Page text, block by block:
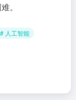
。
# 人工智能